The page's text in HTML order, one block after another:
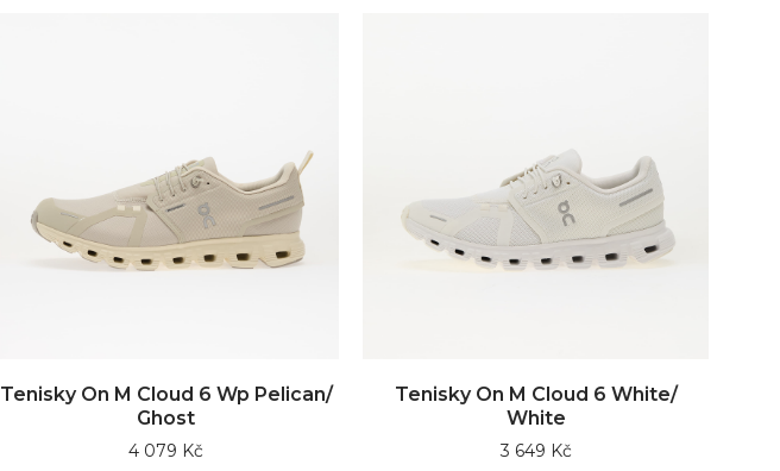
Tenisky On M Cloud 6 Wp Pelican/
Ghost
4 079 Kč
Tenisky On M Cloud 6 White/
White
3 649 Kč